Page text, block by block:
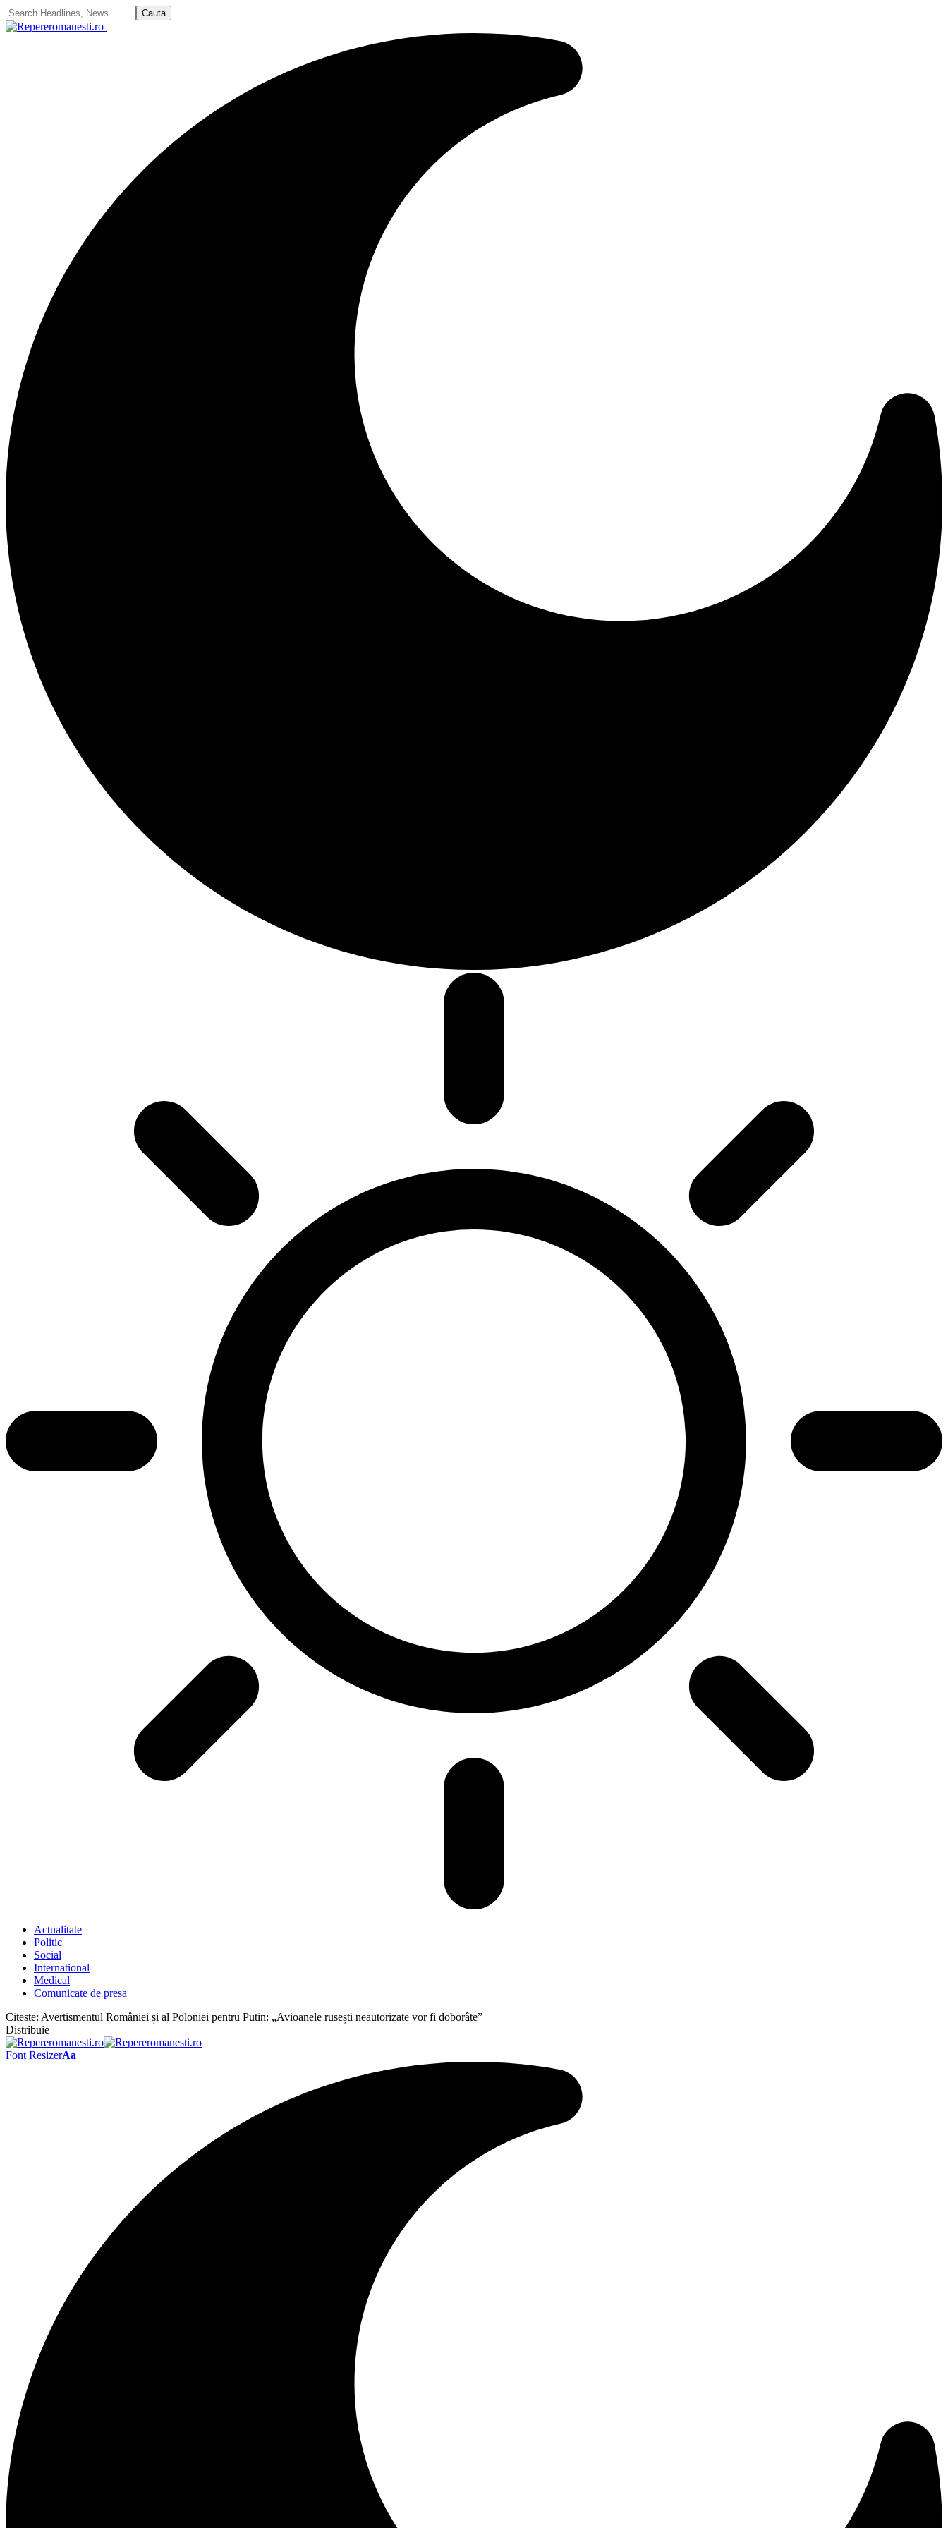
Actualitate
Politic
Social
International
Medical
Comunicate de presa
Citeste: Avertismentul României și al Poloniei pentru Putin: „Avioanele rusești neautorizate vor fi doborâte”
Distribuie
Font ResizerAa